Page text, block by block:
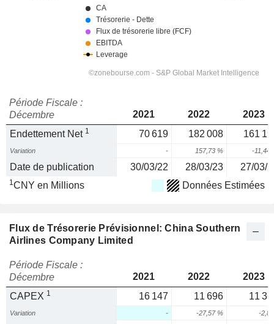
Période Fiscale :
Décembre
2021 2022
2023
Endettement Net 1 70 619 182 008 161
Variation - 157,73 % -11,44
Date de publication 30/03/22 28/03/23 27/03/
1CNY en Millions Données Estimées
Flux de Trésorerie Prévisionnel: China Southern
Airlines Company Limited
Période Fiscale :
Décembre
2021 2022
2023
CAPEX 1 16 147 11 696 11
Variation - -27,57 % -2,8